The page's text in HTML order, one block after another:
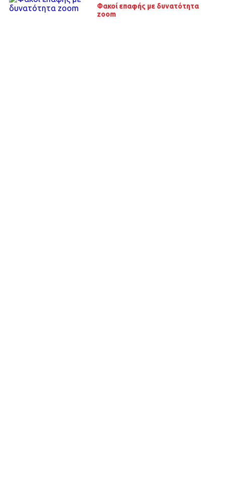
Φακοί επαφής με δυνατότητα
zoom